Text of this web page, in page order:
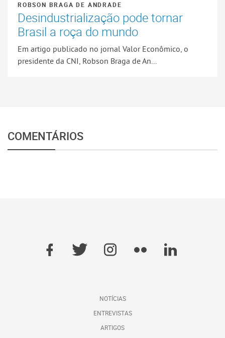
ROBSON BRAGA DE ANDRADE
Desindustrialização pode tornar
Brasil a roça do mundo
Em artigo publicado no jornal Valor Econômico, o
presidente da CNI, Robson Braga de An...
COMENTÁRIOS
NOTÍCIAS
ENTREVISTAS
ARTIGOS